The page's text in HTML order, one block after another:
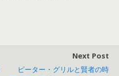
Next Post
ピーター・グリルと賢者の時